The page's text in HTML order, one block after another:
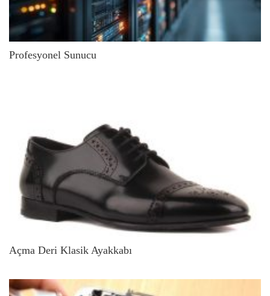
Profesyonel Sunucu
Açma Deri Klasik Ayakkabı